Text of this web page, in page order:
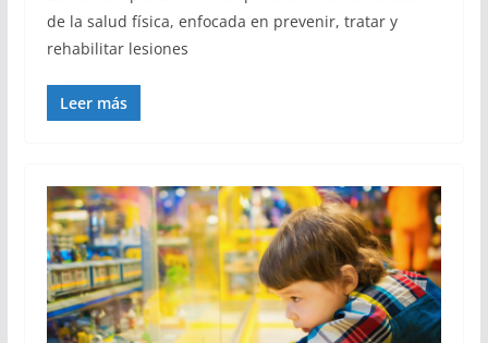
de la salud física, enfocada en prevenir, tratar y
rehabilitar lesiones
Leer más